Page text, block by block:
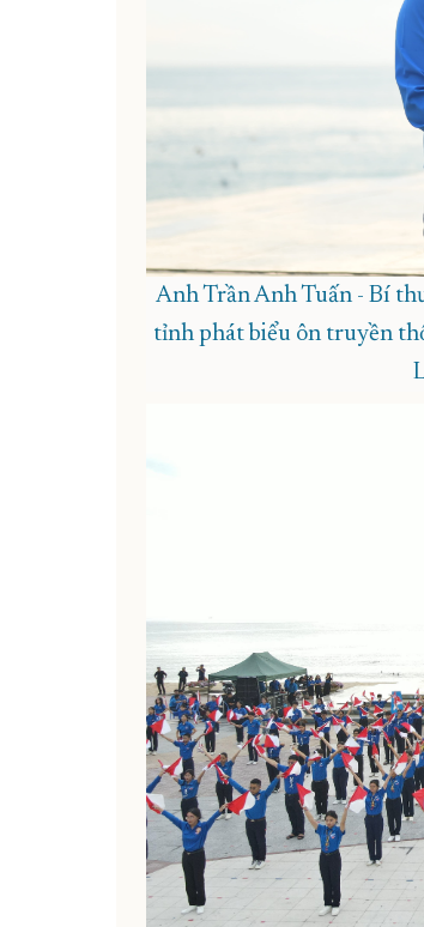
Anh Trần Anh Tuấn - Bí
tỉnh phát biểu ôn truyền